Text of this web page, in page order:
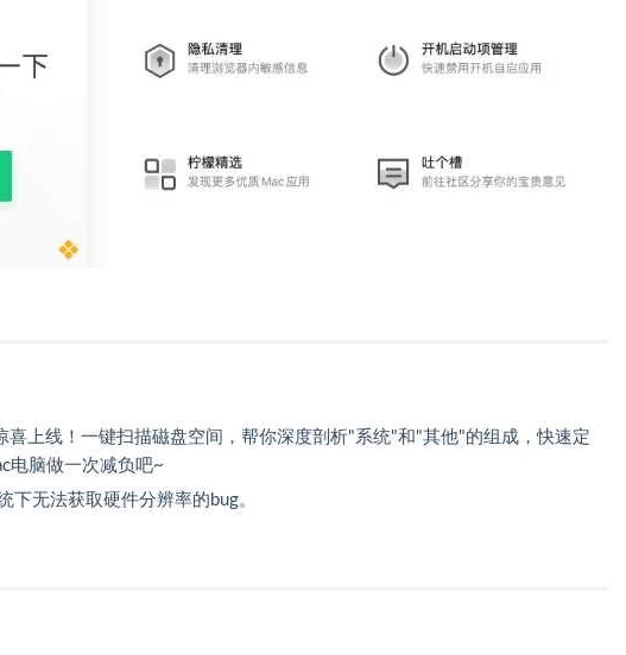
喜上线！一键扫描磁盘空间，帮你深度剖析"系统"和"其他"的组成，快速定
电脑做一次减负吧~
下无法获取硬件分辨率的bug。